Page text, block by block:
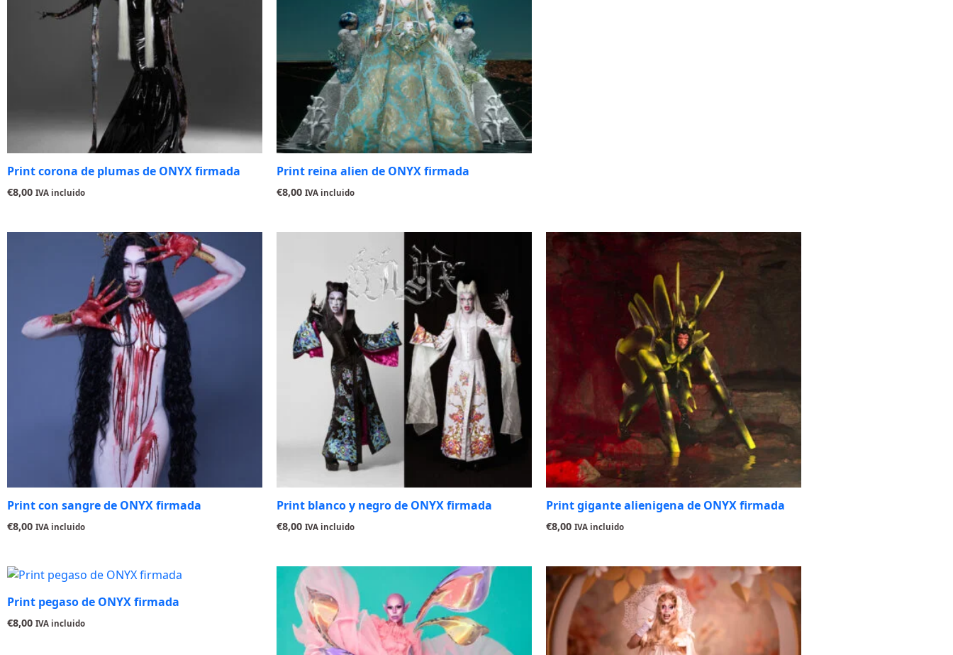
Print corona de plumas de ONYX firmada
€8,00 IVA incluido
Print reina alien de ONYX firmada
€8,00 IVA incluido
Print con sangre de ONYX firmada
€8,00 IVA incluido
Print blanco y negro de ONYX firmada
€8,00 IVA incluido
Print gigante alienigena de ONYX firmada
€8,00 IVA incluido
Print pegaso de ONYX firmada
€8,00 IVA incluido